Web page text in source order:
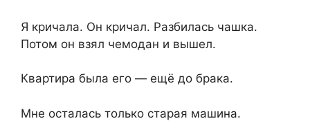
Я кричала. Он кричал. Разбилась чашка.
Потом он взял чемодан и вышел.
Квартира была его — ещё до брака.
Мне осталась только старая машина.